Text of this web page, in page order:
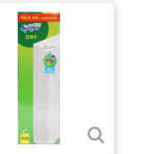
Lo consiglio!!
14/07/2020